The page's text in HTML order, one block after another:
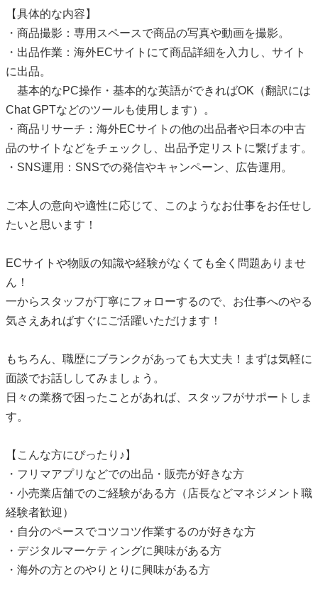
【具体的な内容】
・商品撮影：専用スペースで商品の写真や動画を撮影。
・出品作業：海外ECサイトにて商品詳細を入力し、サイト
に出品。
基本的なPC操作・基本的な英語ができればOK（翻訳には
Chat GPTなどのツールも使用します）。
・商品リサーチ：海外ECサイトの他の出品者や日本の中古
品のサイトなどをチェックし、出品予定リストに繋げます。
・SNS運用：SNSでの発信やキャンペーン、広告運用。
ご本人の意向や適性に応じて、このようなお仕事をお任せし
たいと思います！
ECサイトや物販の知識や経験がなくても全く問題ありませ
ん！
一からスタッフが丁寧にフォローするので、お仕事へのやる
気さえあればすぐにご活躍いただけます！
もちろん、職歴にブランクがあっても大丈夫！まずは気軽に
面談でお話ししてみましょう。
日々の業務で困ったことがあれば、スタッフがサポートしま
す。
【こんな方にぴったり♪】
・フリマアプリなどでの出品・販売が好きな方
・小売業店舗でのご経験がある方（店長などマネジメント職
経験者歓迎）
・自分のペースでコツコツ作業するのが好きな方
・デジタルマーケティングに興味がある方
・海外の方とのやりとりに興味がある方